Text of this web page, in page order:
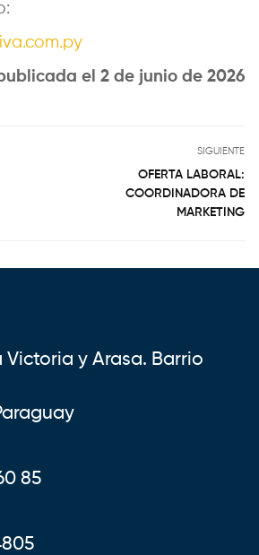
el 2 de junio de 2026
SIGUIENTE
OFERTA LABORAL:
COORDINADORA DE
MARKETING
Victoria y Arasa. Barrio
85